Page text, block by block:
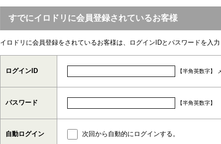
すでにイロドリに会員登録されているお客様
イロドリに会員登録をされているお客様は、ログインIDとパスワードを入
ログインID 【半角英数字】
パスワード 【半角英数字】
自動ログイン 次回から自動的にログインする。